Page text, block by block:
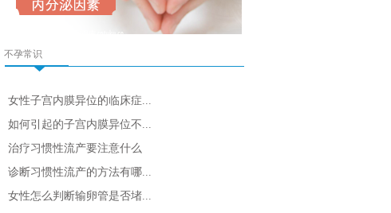
不孕常识
女性子宫内膜异位的临床症...
如何引起的子宫内膜异位不...
治疗习惯性流产要注意什么
诊断习惯性流产的方法有哪...
女性怎么判断输卵管是否堵...